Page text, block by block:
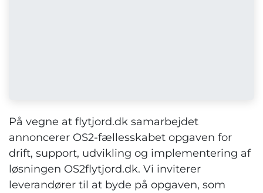
På vegne at flytjord.dk samarbejdet
annoncerer OS2-fællesskabet opgaven for
drift, support, udvikling og implementering af
løsningen OS2flytjord.dk. Vi inviterer
leverandører til at byde på opgaven, som